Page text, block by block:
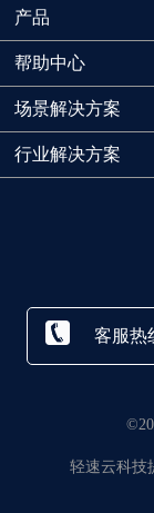
产品
帮助中心
场景解决方案
行业解决方案
客服热
轻速云科技